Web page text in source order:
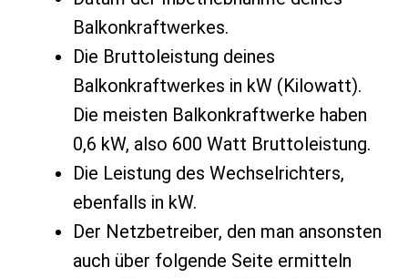
Balkonkraftwerkes.
Die Bruttoleistung deines
Balkonkraftwerkes in kW (Kilowatt).
Die meisten Balkonkraftwerke haben
0,6 kW, also 600 Watt Bruttoleistung.
Die Leistung des Wechselrichters,
ebenfalls in kW.
Der Netzbetreiber, den man ansonsten
auch über folgende Seite ermitteln